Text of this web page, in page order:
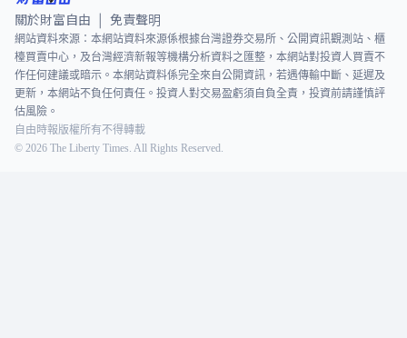
關於財富自由 免責聲明
網站資料來源：本網站資料來源係根據台灣證券交易所、公開資訊觀測站、櫃
檯買賣中心，及台灣經濟新報等機構分析資料之匯整，本網站對投資人買賣不
作任何建議或暗示。本網站資料係完全來自公開資訊，若遇傳輸中斷、延遲及
更新，本網站不負任何責任。投資人對交易盈虧須自負全責，投資前請謹慎評
估風險。
自由時報版權所有不得轉載
© 2026 The Liberty Times. All Rights Reserved.